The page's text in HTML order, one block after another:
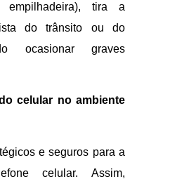
empilhadeira), tira a
do trânsito ou do
ocasionar graves
celular no ambiente
e seguros para a
celular. Assim,